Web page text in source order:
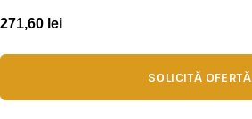
271,60 lei
SOLICITĂ OFERTĂ